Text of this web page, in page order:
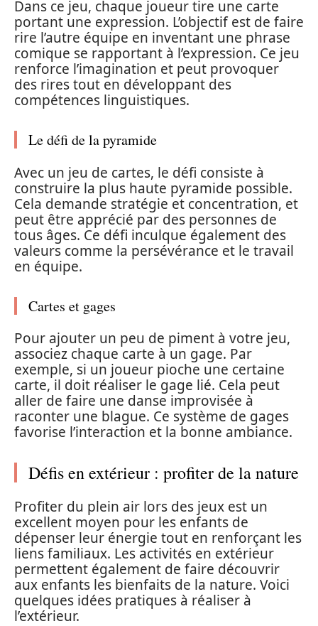
Dans ce jeu, chaque joueur tire une carte
portant une expression. L’objectif est de faire
rire l’autre équipe en inventant une phrase
comique se rapportant à l’expression. Ce jeu
renforce l’imagination et peut provoquer
des rires tout en développant des
compétences linguistiques.
Le défi de la pyramide
Avec un jeu de cartes, le défi consiste à
construire la plus haute pyramide possible.
Cela demande stratégie et concentration, et
peut être apprécié par des personnes de
tous âges. Ce défi inculque également des
valeurs comme la persévérance et le travail
en équipe.
Cartes et gages
Pour ajouter un peu de piment à votre jeu,
associez chaque carte à un gage. Par
exemple, si un joueur pioche une certaine
carte, il doit réaliser le gage lié. Cela peut
aller de faire une danse improvisée à
raconter une blague. Ce système de gages
favorise l’interaction et la bonne ambiance.
Défis en extérieur : profiter de la nature
Profiter du plein air lors des jeux est un
excellent moyen pour les enfants de
dépenser leur énergie tout en renforçant les
liens familiaux. Les activités en extérieur
permettent également de faire découvrir
aux enfants les bienfaits de la nature. Voici
quelques idées pratiques à réaliser à
l’extérieur.